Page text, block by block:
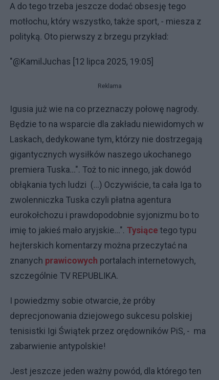
A do tego trzeba jeszcze dodać obsesję tego
motłochu, który wszystko, także sport, - miesza z
polityką. Oto pierwszy z brzegu przykład:
"@KamilJuchas [12 lipca 2025, 19:05]
Reklama
Igusia już wie na co przeznaczy połowę nagrody.
Będzie to na wsparcie dla zakładu niewidomych w
Laskach, dedykowane tym, którzy nie dostrzegają
gigantycznych wysiłków naszego ukochanego
premiera Tuska...". Toż to nic innego, jak dowód
obłąkania tych ludzi (...) Oczywiście, ta cała Iga to
zwolenniczka Tuska czyli płatna agentura
eurokołchozu i prawdopodobnie syjonizmu bo to
imię to jakieś mało aryjskie...". Tysiącetego typu
hejterskich komentarzy można przeczytać na
znanych prawicowych portalach internetowych,
szczególnie TV REPUBLIKA.
I powiedzmy sobie otwarcie, że próby
deprecjonowania dziejowego sukcesu polskiej
tenisistki Igi Świątek przez orędowników PiS, - ma
zabarwienie antypolskie!
Jest jeszcze jeden ważny powód, dla którego ten